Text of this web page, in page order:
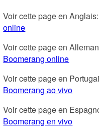
Voir cette page en Anglais:
online
Voir cette page en
Boomerang online
Voir cette page en
Boomerang ao vivo
Voir cette page en
Boomerang en vivo